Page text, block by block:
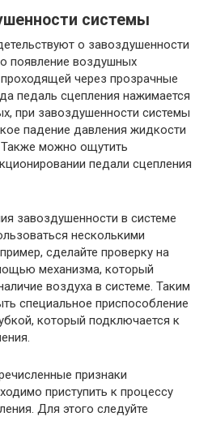
системы
о завоздушенности
появление воздушных
через прозрачные
педаль сцепления нажимается
при завоздушенности системы
падение давления жидкости
можно ощутить
педали сцепления
завоздушенности в системе
несколькими
сделайте проверку на
механизма, который
воздуха в системе. Таким
специальное приспособление
который подключается к
признаки
приступить к процессу
Для этого следуйте